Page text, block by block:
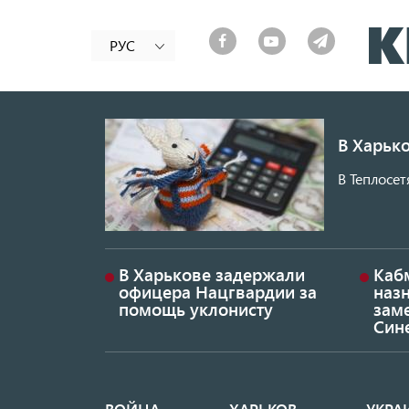
РУС
В
В
В Харькове задержали
офицера Нацгвардии за
помощь уклонисту